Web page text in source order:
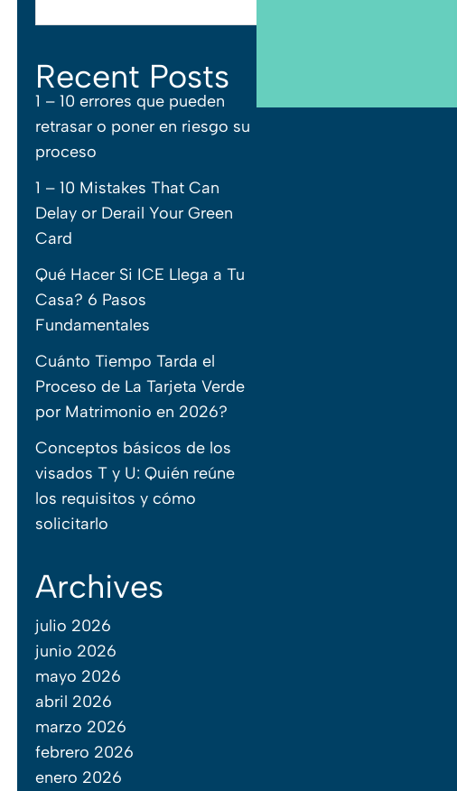
Recent Posts
1 – 10 errores que pueden
retrasar o poner en riesgo su
proceso
1 – 10 Mistakes That Can
Delay or Derail Your Green
Card
Qué Hacer Si ICE Llega a Tu
Casa? 6 Pasos
Fundamentales
Cuánto Tiempo Tarda el
Proceso de La Tarjeta Verde
por Matrimonio en 2026?
Conceptos básicos de los
visados T y U: Quién reúne
los requisitos y cómo
solicitarlo
Archives
julio 2026
junio 2026
mayo 2026
abril 2026
marzo 2026
febrero 2026
enero 2026